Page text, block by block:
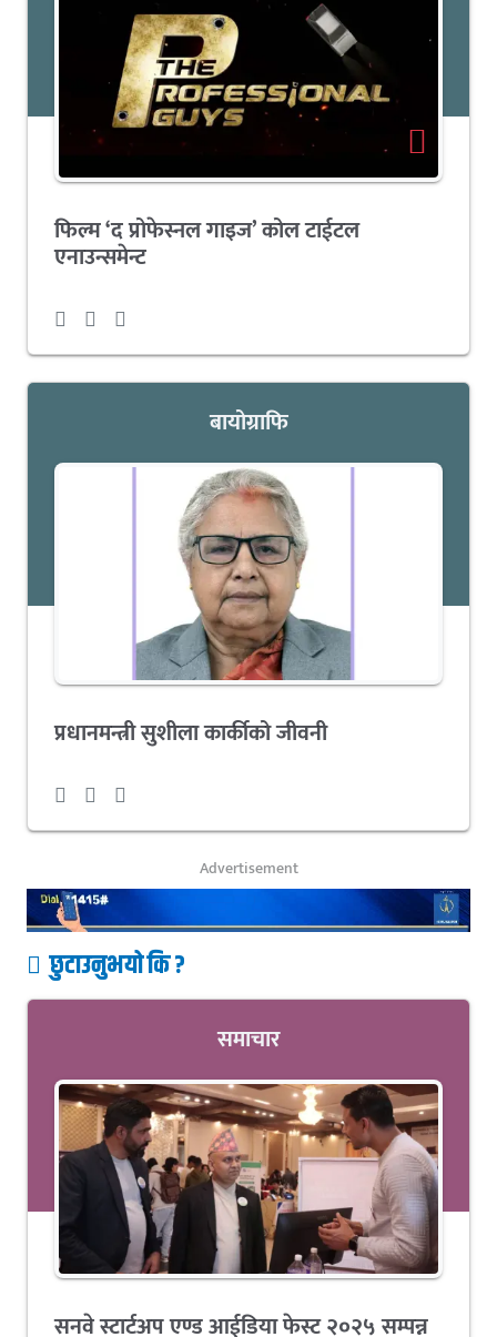
फिल्म ‘द प्रोफेस्नल गाइज’ कोल टाईटल
एनाउन्समेन्ट
बायोग्राफि
प्रधानमन्त्री सुशीला कार्कीको जीवनी
Advertisement
छुटाउनुभयो कि ?
समाचार
सनवे स्टार्टअप एण्ड आईडिया फेस्ट २०२५ सम्पन्न